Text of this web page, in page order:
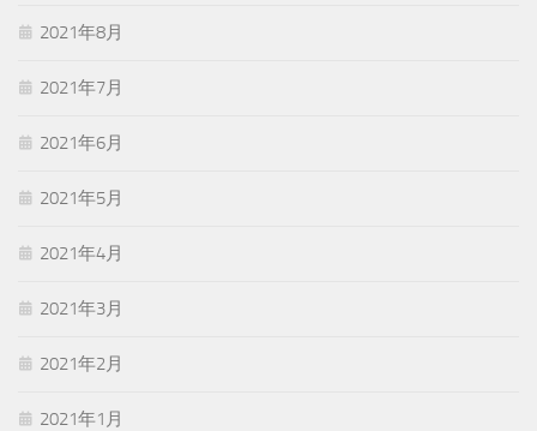
2021年8月
2021年7月
2021年6月
2021年5月
2021年4月
2021年3月
2021年2月
2021年1月